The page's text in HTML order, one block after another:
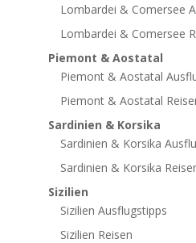
Lombardei & Comersee
Lombardei & Comersee
Piemont & Aostatal
Piemont & Aostatal
Piemont & Aostatal
Sardinien & Korsika
Sardinien & Korsika
Sardinien & Korsika
Sizilien
Sizilien Ausflugstipps
Sizilien Reisen